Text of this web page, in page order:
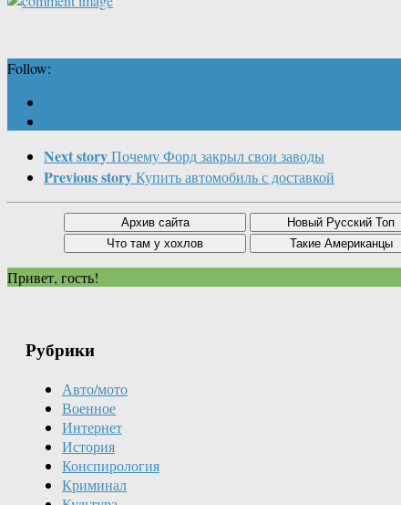
Follow:
Next storyПочему Форд закрыл свои заводы
Previous storyКупить автомобиль с доставкой
Привет, гость!
Рубрики
Авто/мото
Военное
Интернет
История
Конспирология
Криминал